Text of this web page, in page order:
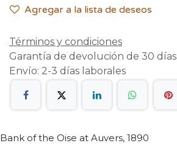
Agregar a la lista de deseos
Términos y condiciones
Garantía de devolución de 30 días
Envío: 2-3 días laborales
Bank of the Oise at Auvers, 1890